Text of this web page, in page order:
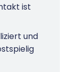
ist
und